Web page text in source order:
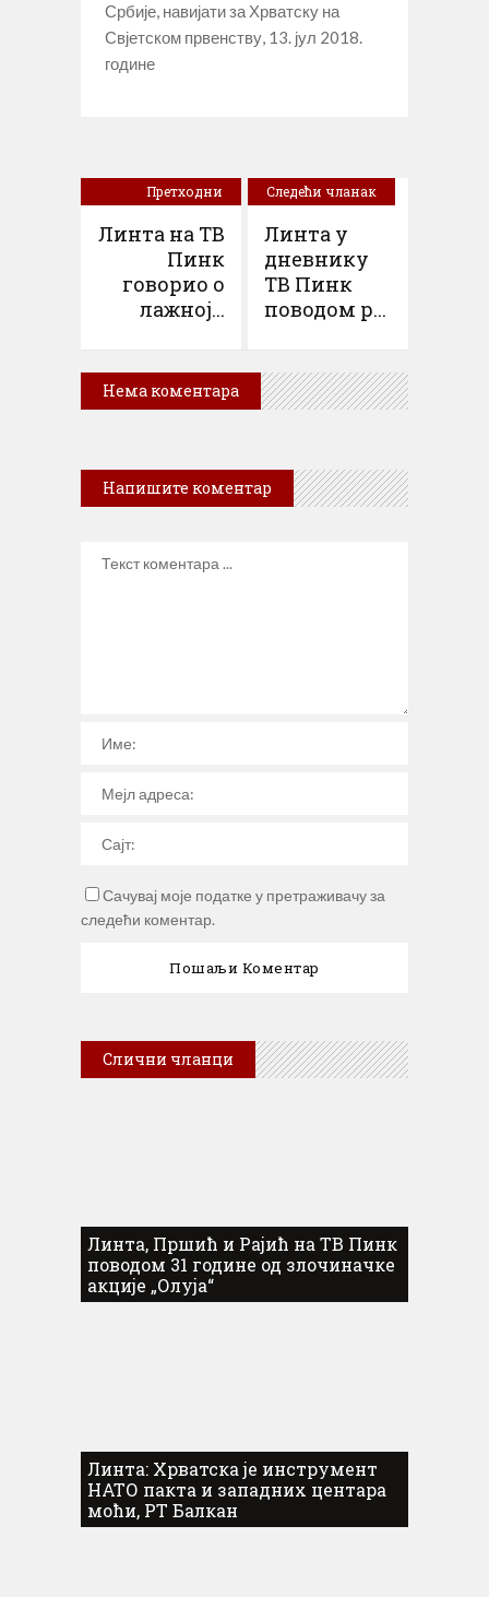
Србије, навијати за Хрватску на
Свјетском првенству, 13. јул 2018.
године
Претходни
Линта на ТВ
Пинк
говорио о
лажној...
Следећи чланак
Линта у
дневнику
ТВ Пинк
поводом р...
Нема коментара
Напишите коментар
Сачувај моје податке у претраживачу за
следећи коментар.
Слични чланци
Линта, Пршић и Рајић на ТВ Пинк
поводом 31 године од злочиначке
акције „Олуја“
Линта: Хрватска је инструмент
НАТО пакта и западних центара
моћи, РТ Балкан